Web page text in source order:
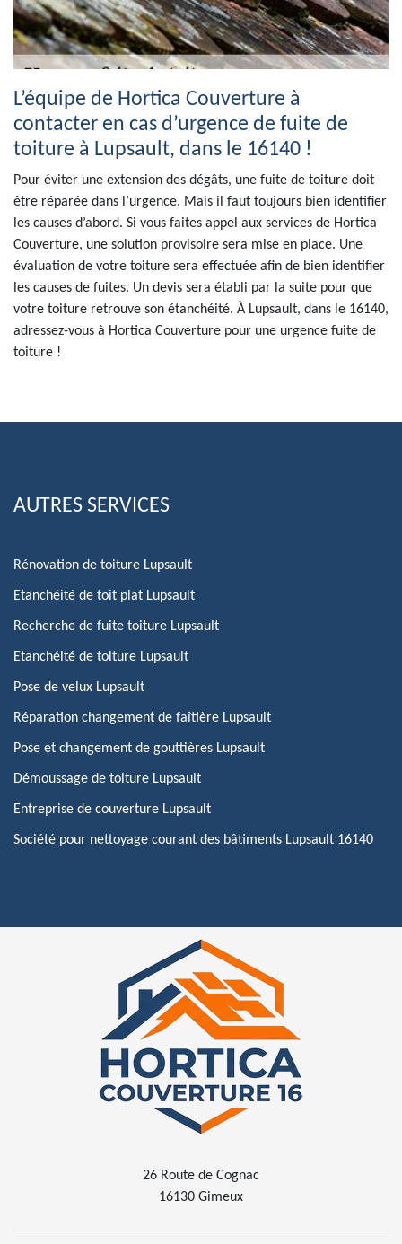
L’équipe de Hortica Couverture à
contacter en cas d’urgence de fuite de
toiture à Lupsault, dans le 16140 !
Pour éviter une extension des dégâts, une fuite de toiture doit
être réparée dans l’urgence. Mais il faut toujours bien identifier
les causes d’abord. Si vous faites appel aux services de Hortica
Couverture, une solution provisoire sera mise en place. Une
évaluation de votre toiture sera effectuée afin de bien identifier
les causes de fuites. Un devis sera établi par la suite pour que
votre toiture retrouve son étanchéité. À Lupsault, dans le 16140,
adressez-vous à Hortica Couverture pour une urgence fuite de
toiture !
AUTRES SERVICES
Rénovation de toiture Lupsault
Etanchéité de toit plat Lupsault
Recherche de fuite toiture Lupsault
Etanchéité de toiture Lupsault
Pose de velux Lupsault
Réparation changement de faîtière Lupsault
Pose et changement de gouttières Lupsault
Démoussage de toiture Lupsault
Entreprise de couverture Lupsault
Société pour nettoyage courant des bâtiments Lupsault 16140
26 Route de Cognac
16130 Gimeux